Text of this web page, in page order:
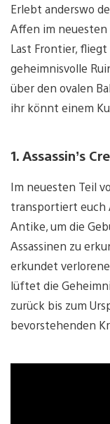
Erlebt anderswo
Affen im
Last Frontier,
geheimnisvolle
über den ovalen
ihr könnt einem
1. Assassin’s
Im neuesten Teil
transportiert euch
Antike, um die
Assassinen zu
erkundet
lüftet die
zurück bis zum
bevorstehenden